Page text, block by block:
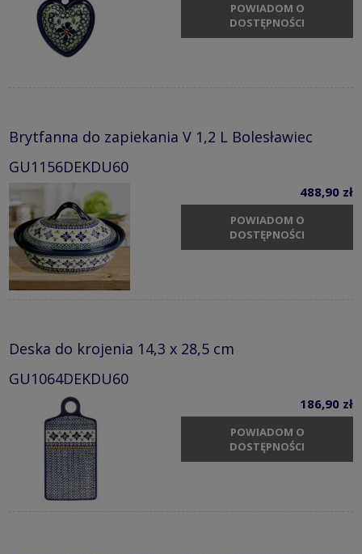
POWIADOM O
DOSTĘPNOŚCI
Brytfanna do zapiekania V 1,2 L Bolesławiec
GU1156DEKDU60
488,90 zł
POWIADOM O
DOSTĘPNOŚCI
Deska do krojenia 14,3 x 28,5 cm
GU1064DEKDU60
186,90 zł
POWIADOM O
DOSTĘPNOŚCI